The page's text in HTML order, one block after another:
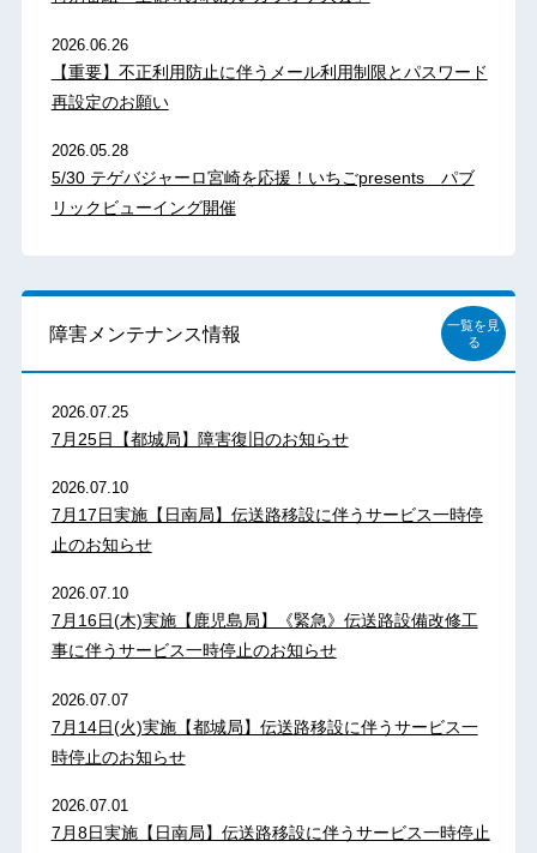
2026.06.26
【重要】不正利用防止に伴うメール利用制限とパスワード
再設定のお願い
2026.05.28
5/30 テゲバジャーロ宮崎を応援！いちごpresents パブ
リックビューイング開催
障害メンテナンス情報
一覧を見
る
2026.07.25
7月25日【都城局】障害復旧のお知らせ
2026.07.10
7月17日実施【日南局】伝送路移設に伴うサービス一時停
止のお知らせ
2026.07.10
7月16日(木)実施【鹿児島局】《緊急》伝送路設備改修工
事に伴うサービス一時停止のお知らせ
2026.07.07
7月14日(火)実施【都城局】伝送路移設に伴うサービス一
時停止のお知らせ
2026.07.01
7月8日実施【日南局】伝送路移設に伴うサービス一時停止